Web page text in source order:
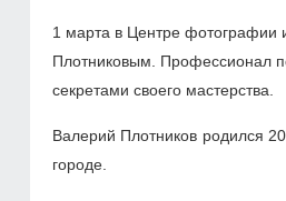
1 марта в Центре фотографии
Плотниковым. Профессионал
секретами своего мастерства.
Валерий Плотников родился
городе.